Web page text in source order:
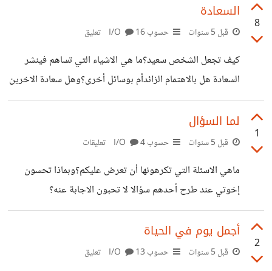
8
السعادة
قبل 5 سنوات حسوب I/O16 تعليق
كيف تجعل الشخص سعيد؟ما هي الاشياء التي تساهم فينشر
السعادة هل بالاهتمام الزائدأم بوسائل أخرى؟وهل سعادة الاخرين
تنعكس على نفسيتنا؟
1
لما السؤال
قبل 5 سنوات حسوب I/O4 تعليقات
ماهي الاسئلة التي تكرهونها أن تعرض عليكم؟وبماذا تحسون
إخوتي عند طرح أحدهم سؤالا لا تحبون الاجابة عنه؟
2
أجمل يوم في الحياة
قبل 5 سنوات حسوب I/O 13 تعليق